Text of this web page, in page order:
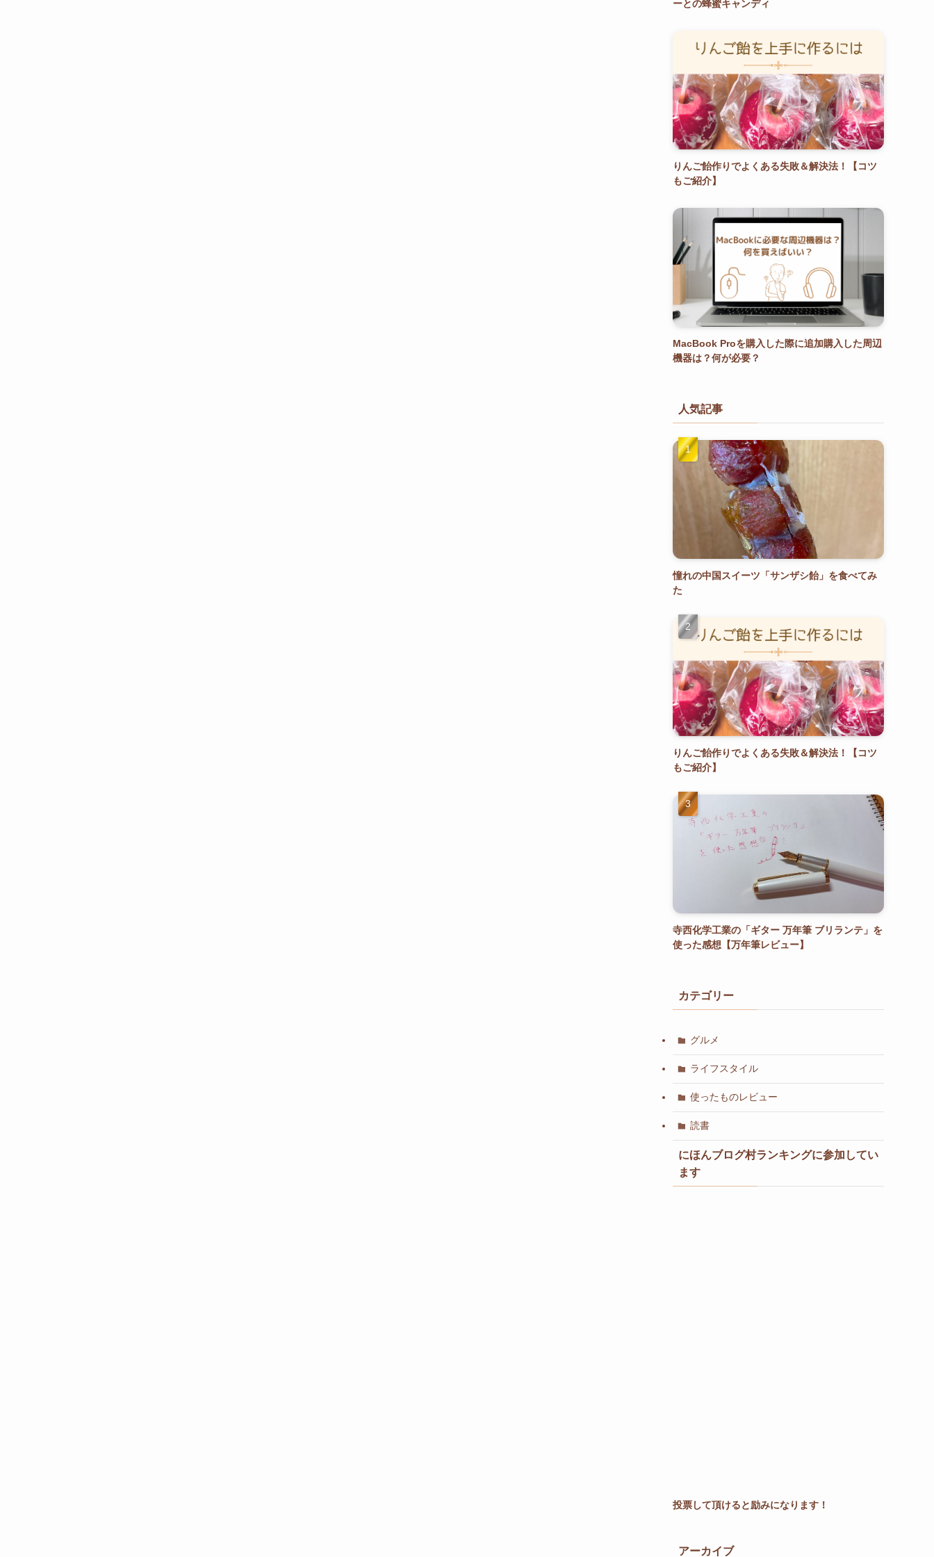
ーとの蜂蜜キャンディ
りんご飴作りでよくある失敗＆解決法！【コツ
もご紹介】
MacBook Proを購入した際に追加購入した周辺
機器は？何が必要？
人気記事
憧れの中国スイーツ「サンザシ飴」を食べてみ
た
りんご飴作りでよくある失敗＆解決法！【コツ
もご紹介】
寺西化学工業の「ギター 万年筆 ブリランテ」を
使った感想【万年筆レビュー】
カテゴリー
グルメ
ライフスタイル
使ったものレビュー
読書
にほんブログ村ランキングに参加してい
ます
投票して頂けると励みになります！
アーカイブ